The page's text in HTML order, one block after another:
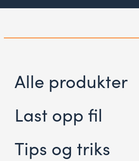
Alle produkter
Last opp fil
Tips og triks